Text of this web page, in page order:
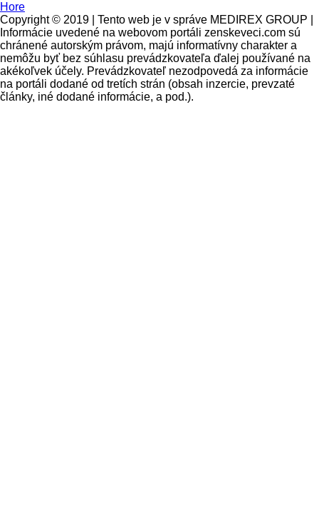
Hore
Copyright © 2019 | Tento web je v správe MEDIREX GROUP |
Informácie uvedené na webovom portáli zenskeveci.com sú
chránené autorským právom, majú informatívny charakter a
nemôžu byť bez súhlasu prevádzkovateľa ďalej používané na
akékoľvek účely. Prevádzkovateľ nezodpovedá za informácie
na portáli dodané od tretích strán (obsah inzercie, prevzaté
články, iné dodané informácie, a pod.).